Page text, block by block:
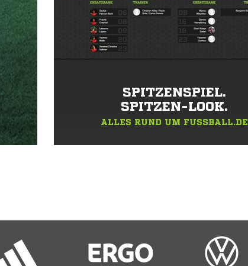
SPITZENSPIEL.
SPITZEN-LOOK.
ALLES RUND UM FUSSBALL.DE